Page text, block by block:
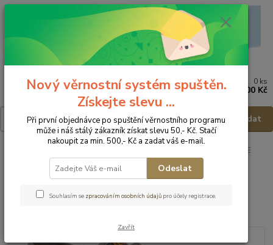
Menu
Hledat
0 ks
0,00 Kč
FARE
Domácí obuv 4115462 - vel.30
FARE Domácí obuv 4115462 -
Nový věrnostní systém spuštěn.
Získejte slevu ...
Při první objednávce po spuštění věrnostního programu
může i náš stálý zákazník získat slevu 50,- Kč. Stačí
nakoupit za min. 500,- Kč a zadat váš e-mail.
Odeslat
Souhlasím se zpracováním osobních údajů pro účely registrace.
Zavřít